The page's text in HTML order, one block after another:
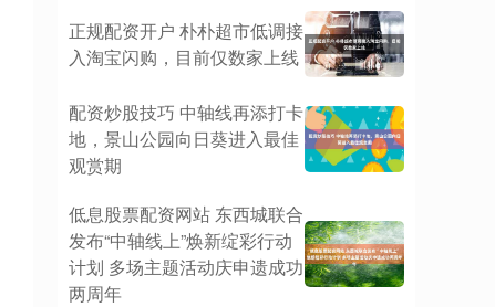
正规配资开户 朴朴超市低调接
入淘宝闪购，目前仅数家上线
配资炒股技巧 中轴线再添打卡
地，景山公园向日葵进入最佳
观赏期
低息股票配资网站 东西城联合
发布“中轴线上”焕新绽彩行动
计划 多场主题活动庆申遗成功
两周年